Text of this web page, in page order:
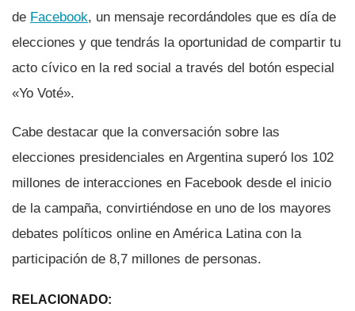
de Facebook, un mensaje recordándoles que es dí­a de
elecciones y que tendrás la oportunidad de compartir tu
acto cí­vico en la red social a través del botón especial
«Yo Voté».
Cabe destacar que la conversación sobre las
elecciones presidenciales en Argentina superó los 102
millones de interacciones en Facebook desde el inicio
de la campaña, convirtiéndose en uno de los mayores
debates polí­ticos online en América Latina con la
participación de 8,7 millones de personas.
RELACIONADO: